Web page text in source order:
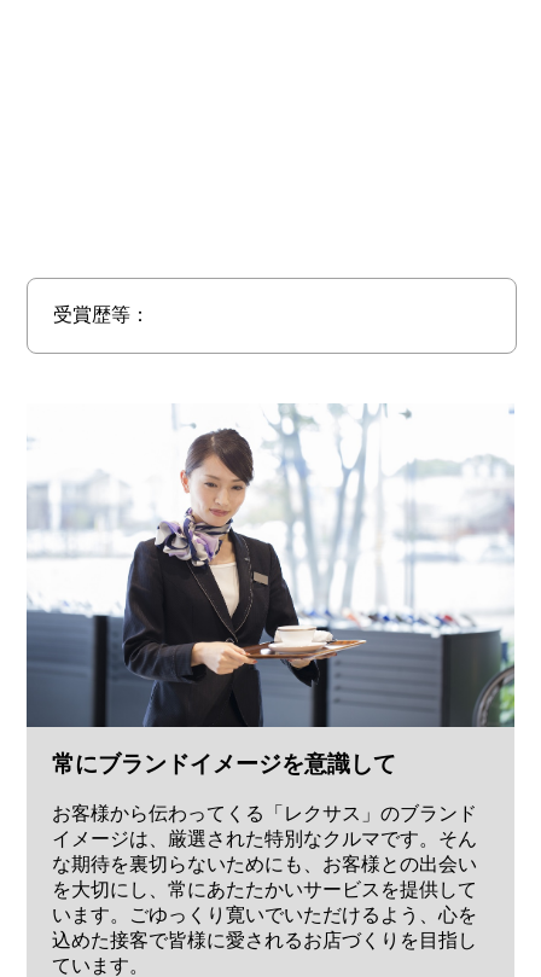
受賞歴等：
常にブランドイメージを意識して
お客様から伝わってくる「レクサス」のブランド
イメージは、厳選された特別なクルマです。そん
な期待を裏切らないためにも、お客様との出会い
を大切にし、常にあたたかいサービスを提供して
います。ごゆっくり寛いでいただけるよう、心を
込めた接客で皆様に愛されるお店づくりを目指し
ています。